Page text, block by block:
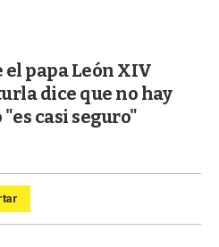
papa León XIV
dice que no hay
casi seguro"